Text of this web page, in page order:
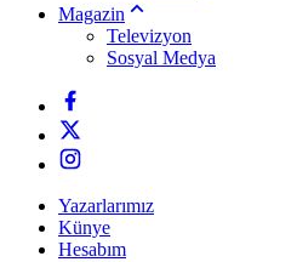
Magazin
Televizyon
Sosyal Medya
Yazarlarımız
Künye
Hesabım